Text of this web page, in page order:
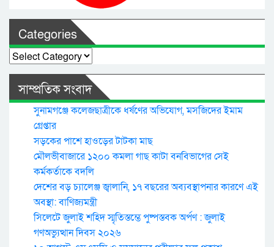
Categories
Categories
সাম্প্রতিক সংবাদ
সুনামগঞ্জে কলেজছাত্রীকে ধর্ষণের অভিযোগ, মসজিদের ইমাম
গ্রেপ্তার
সড়কের পাশে হাওড়ের টাটকা মাছ
মৌলভীবাজারে ১২০০ কমলা গাছ কাটা বনবিভাগের সেই
কর্মকর্তাকে বদলি
দেশের বড় চ্যালেঞ্জ জ্বালানি, ১৭ বছরের অব্যবস্থাপনার কারণে এই
অবস্থা: বাণিজ্যমন্ত্রী
সিলেটে জুলাই শহিদ স্মৃতিস্তম্ভে পুষ্পস্তবক অর্পণ : জুলাই
গণঅভ্যুত্থান দিবস ২০২৬